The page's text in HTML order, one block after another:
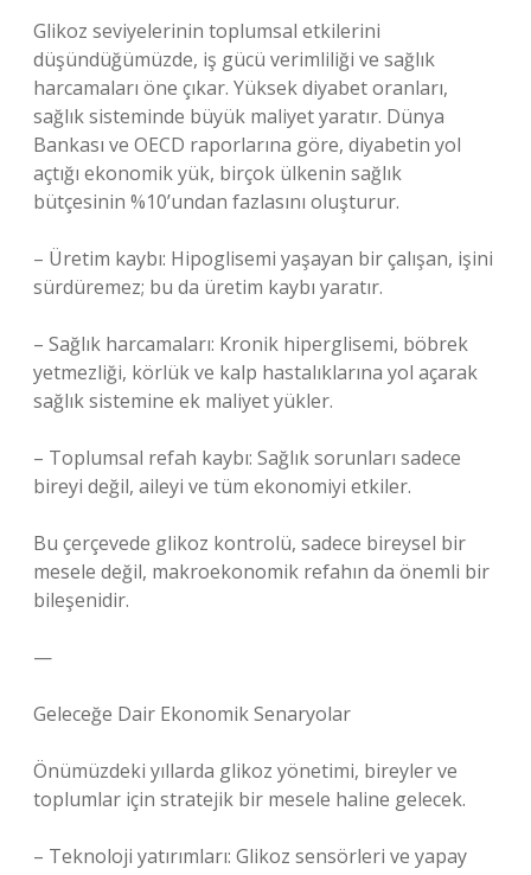
Glikoz seviyelerinin toplumsal etkilerini
düşündüğümüzde, iş gücü verimliliği ve sağlık
harcamaları öne çıkar. Yüksek diyabet oranları,
sağlık sisteminde büyük maliyet yaratır. Dünya
Bankası ve OECD raporlarına göre, diyabetin yol
açtığı ekonomik yük, birçok ülkenin sağlık
bütçesinin %10’undan fazlasını oluşturur.
– Üretim kaybı: Hipoglisemi yaşayan bir çalışan, işini
sürdüremez; bu da üretim kaybı yaratır.
– Sağlık harcamaları: Kronik hiperglisemi, böbrek
yetmezliği, körlük ve kalp hastalıklarına yol açarak
sağlık sistemine ek maliyet yükler.
– Toplumsal refah kaybı: Sağlık sorunları sadece
bireyi değil, aileyi ve tüm ekonomiyi etkiler.
Bu çerçevede glikoz kontrolü, sadece bireysel bir
mesele değil, makroekonomik refahın da önemli bir
bileşenidir.
—
Geleceğe Dair Ekonomik Senaryolar
Önümüzdeki yıllarda glikoz yönetimi, bireyler ve
toplumlar için stratejik bir mesele haline gelecek.
– Teknoloji yatırımları: Glikoz sensörleri ve yapay